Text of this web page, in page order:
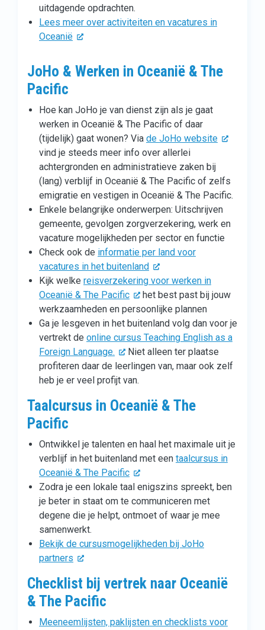
uitdagende opdrachten.
Lees meer over activiteiten en vacatures in
Oceanië
JoHo & Werken in Oceanië & The
Pacific
Hoe kan JoHo je van dienst zijn als je gaat
werken in Oceanië & The Pacific of daar
(tijdelijk) gaat wonen? Via de JoHo website
vind je steeds meer info over allerlei
achtergronden en administratieve zaken bij
(lang) verblijf in Oceanië & The Pacific of zelfs
emigratie en vestigen in Oceanië & The Pacific.
Enkele belangrijke onderwerpen: Uitschrijven
gemeente, gevolgen zorgverzekering, werk en
vacature mogelijkheden per sector en functie
Check ook de informatie per land voor
vacatures in het buitenland
Kijk welke reisverzekering voor werken in
Oceanië & The Pacific
het best past bij jouw
werkzaamheden en persoonlijke plannen
Ga je lesgeven in het buitenland volg dan voor je
vertrekt de online cursus Teaching English as a
Foreign Language.
Niet alleen ter plaatse
profiteren daar de leerlingen van, maar ook zelf
heb je er veel profijt van.
Taalcursus in Oceanië & The
Pacific
Ontwikkel je talenten en haal het maximale uit je
verblijf in het buitenland met een taalcursus in
Oceanië & The Pacific
Zodra je een lokale taal enigszins spreekt, ben
je beter in staat om te communiceren met
degene die je helpt, ontmoet of waar je mee
samenwerkt.
Bekijk de cursusmogelijkheden bij JoHo
partners
Checklist bij vertrek naar Oceanië
& The Pacific
Meeneemlijsten, paklijsten en checklists voor